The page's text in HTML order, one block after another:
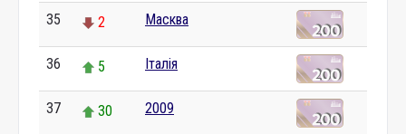
35 2 Масква
36 5 Італія
37 30 2009